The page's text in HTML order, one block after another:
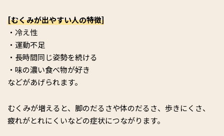
[むくみが出やすい人の特徴]
・冷え性
・運動不足
・長時間同じ姿勢を続ける
・味の濃い食べ物が好き
などがあげられます。
むくみが増えると、脚のだるさや体のだるさ、歩きにくさ、
疲れがとれにくいなどの症状につながります。